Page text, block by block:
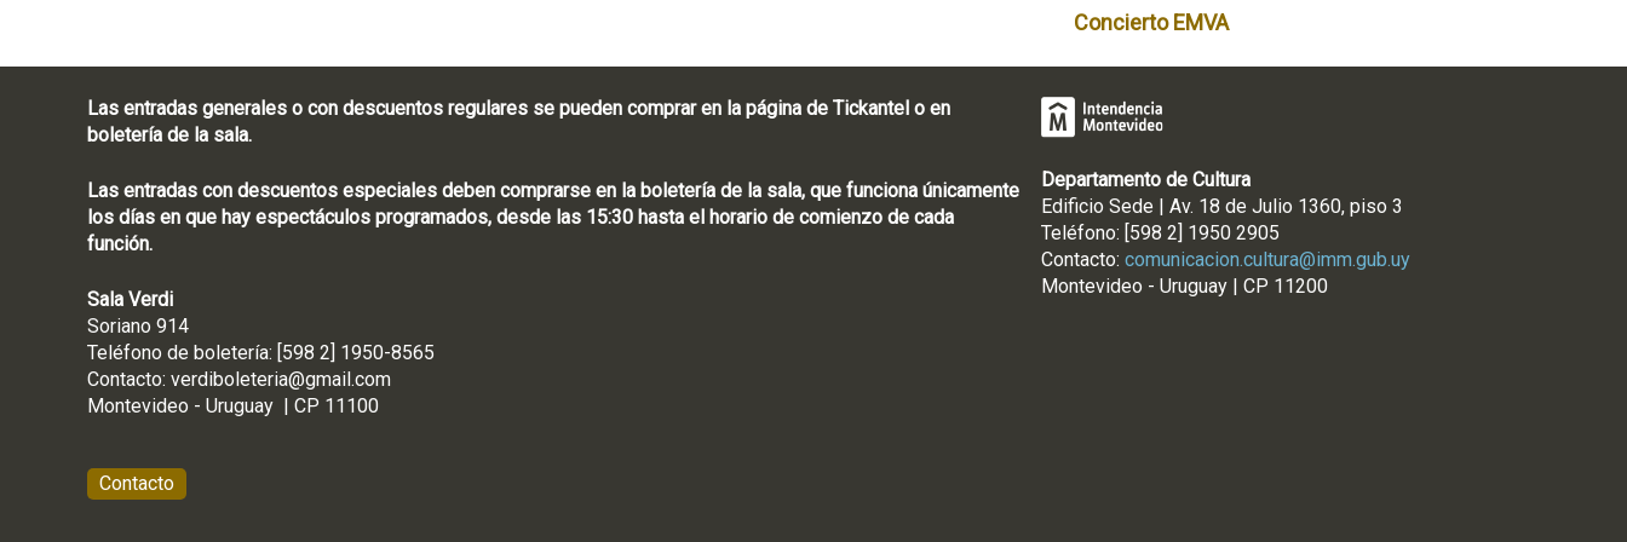
Concierto EMVA
Las entradas generales o con descuentos regulares se pueden comprar en la página de Tickantel o en
boletería de la sala.
Las entradas con descuentos especiales deben comprarse en la boletería de la sala, que funciona únicamente
los días en que hay espectáculos programados, desde las 15:30 hasta el horario de comienzo de cada
función.
Sala Verdi
Soriano 914
Teléfono de boletería: [598 2] 1950-8565
Contacto: verdiboleteria@gmail.com
Montevideo - Uruguay | CP 11100
Contacto
Departamento de Cultura
Edificio Sede | Av. 18 de Julio 1360, piso 3
Teléfono: [598 2] 1950 2905
Contacto: comunicacion.cultura@imm.gub.uy
Montevideo - Uruguay | CP 11200